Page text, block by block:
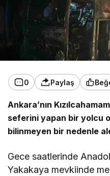
0 Paylaş
Ankara’nın
seferini yapan bir yolcu
bilinmeyen bir nedenle
Gece saatlerinde
Yakakaya mevkiinde